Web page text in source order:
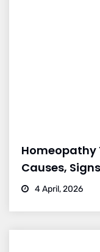
Homeopathy
Causes,
4 April, 2026